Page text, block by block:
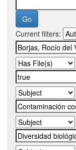
Current filters: